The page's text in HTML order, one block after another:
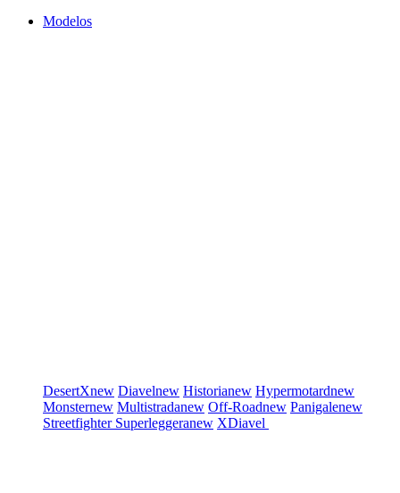
Modelos
DesertXnew Diavelnew Historianew Hypermotardnew
Monsternew Multistradanew Off-Roadnew Panigalenew
Streetfighter Superleggeranew XDiavel